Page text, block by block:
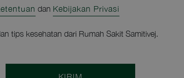
dan Kebijakan Privasi
tips kesehatan dari Rumah Sakit Samitivej.